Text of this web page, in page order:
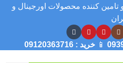
تامین کننده محصولات اورجینال و
📱خرید : 09120363716